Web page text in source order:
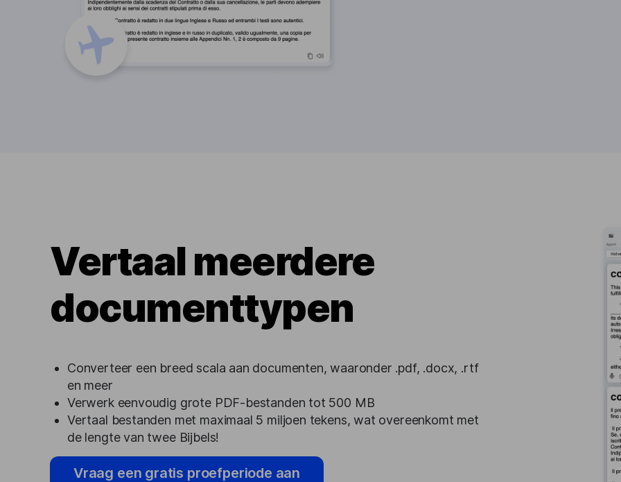
Vertaal meerdere
documenttypen
Converteer een breed scala aan documenten, waaronder .pdf, .docx, .rtf
en meer
Verwerk eenvoudig grote PDF-bestanden tot 500 MB
Vertaal bestanden met maximaal 5 miljoen tekens, wat overeenkomt met
de lengte van twee Bijbels!
Vraag een gratis proefperiode aan